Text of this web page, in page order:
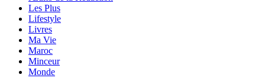
Les Plus
Lifestyle
Livres
Ma Vie
Maroc
Minceur
Monde